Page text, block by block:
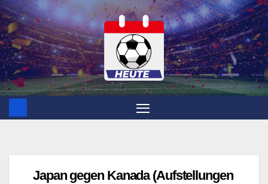
Zum
Inhalt
springen
Japan gegen Kanada (Aufstellungen